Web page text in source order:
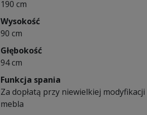
190 cm
Wysokość
90 cm
Głębokość
94 cm
Funkcja spania
Za dopłatą przy niewielkiej modyfikacji
mebla